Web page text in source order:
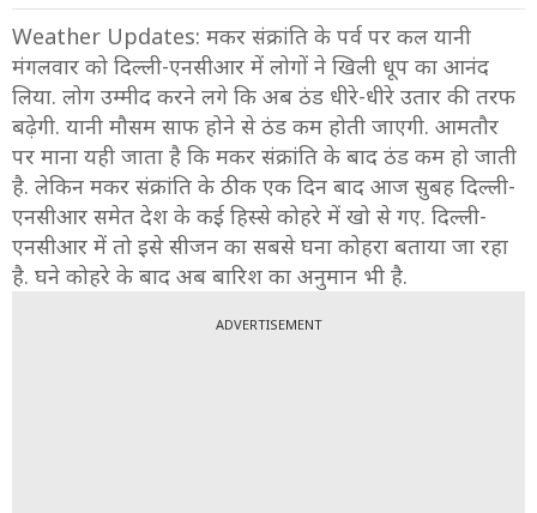
Weather Updates: मकर संक्रांति के पर्व पर कल यानी
मंगलवार को दिल्ली-एनसीआर में लोगों ने खिली धूप का आनंद
लिया. लोग उम्मीद करने लगे कि अब ठंड धीरे-धीरे उतार की तरफ
बढ़ेगी. यानी मौसम साफ होने से ठंड कम होती जाएगी. आमतौर
पर माना यही जाता है कि मकर संक्रांति के बाद ठंड कम हो जाती
है. लेकिन मकर संक्रांति के ठीक एक दिन बाद आज सुबह दिल्ली-
एनसीआर समेत देश के कई हिस्से कोहरे में खो से गए. दिल्ली-
एनसीआर में तो इसे सीजन का सबसे घना कोहरा बताया जा रहा
है. घने कोहरे के बाद अब बारिश का अनुमान भी है.
ADVERTISEMENT